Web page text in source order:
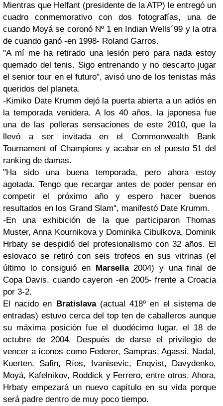
Mientras que Helfant (presidente de la ATP) le entregó un
cuadro conmemorativo con dos fotografías, una de
cuando Moyá se coronó Nº 1 en Indian Wells´99 y la otra
de cuando ganó -en 1998- Roland Garros.
"A mí me ha retirado una lesión pero para nada estoy
quemado del tenis. Sigo entrenando y no descarto jugar
el senior tour en el futuro", avisó uno de los tenistas más
queridos del planeta.
-Kimiko Date Krumm dejó la puerta abierta a un adiós en
la temporada venidera. A los 40 años, la japonesa fue
una de las polleras sensaciones de este 2010, que la
llevó a ser invitada en el Commonwealth Bank
Tournament of Champions y acabar en el puesto 51 del
ranking de damas.
"Ha sido una buena temporada, pero ahora estoy
agotada. Tengo que recargar antes de poder pensar en
competir el próximo año y espero hacer buenos
resultados en los Grand Slam", manifestó Date Krumm.
-En una exhibición de la que participaron Thomas
Muster, Anna Kournikova y Dominika Cibulkova, Dominik
Hrbaty se despidió del profesionalismo con 32 años. El
eslovaco se retiró con seis trofeos en sus vitrinas (el
último lo consiguió en Marsella2004) y una final de
Copa Davis, cuando cayeron -en 2005- frente a Croacia
por 3-2.
El nacido en Bratislava(actual 418º en el sistema de
entradas) estuvo cerca del top ten de caballeros aunque
su máxima posición fue el duodécimo lugar, el 18 de
octubre de 2004. Después de darse el privilegio de
vencer a íconos como Federer, Sampras, Agassi, Nadal,
Kuerten, Safin, Ríos, Ivanisevic, Enqvist, Davydenko,
Moyá, Kafelnikov, Roddick y Ferrero, entre otros. Ahora,
Hrbaty empezará un nuevo capítulo en su vida porque
será padre dentro de muy poco tiempo.